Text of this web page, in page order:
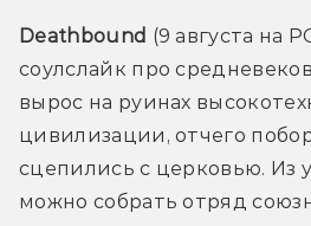
Deathbound (9 августа на
соулслайк про
вырос на руинах
цивилизации, отчего
сцепились с церковью. Из
можно собрать отряд